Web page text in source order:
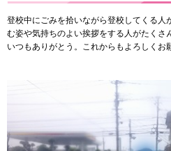
登校中にごみを拾いながら登校してくる人
む姿や気持ちのよい挨拶をする人がたくさ
いつもありがとう。これからもよろしくお